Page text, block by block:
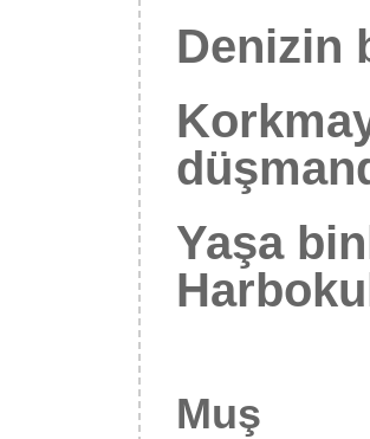
Denizin
Yaşa
Muş